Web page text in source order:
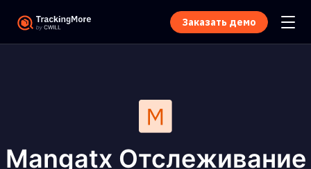
Заказать демо
Mangatx Отслеживание